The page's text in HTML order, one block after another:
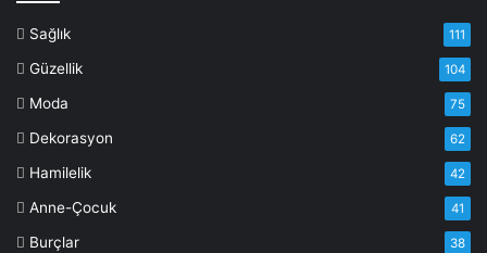
Sağlık 111
Güzellik 104
Moda 75
Dekorasyon 62
Hamilelik 42
Anne-Çocuk 41
Burçlar 38